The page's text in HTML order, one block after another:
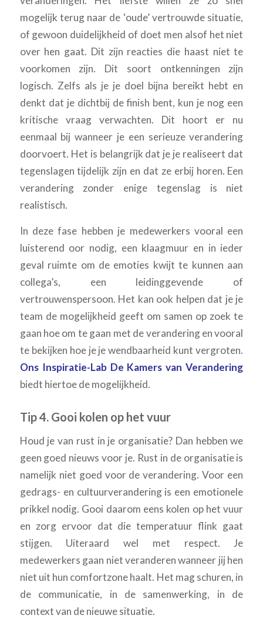
mogelijk terug naar de ‘oude’ vertrouwde situatie,
of gewoon duidelijkheid of doet men alsof het niet
over hen gaat. Dit zijn reacties die haast niet te
voorkomen zijn. Dit soort ontkenningen zijn
logisch. Zelfs als je je doel bijna bereikt hebt en
denkt dat je dichtbij de finish bent, kun je nog een
kritische vraag verwachten. Dit hoort er nu
eenmaal bij wanneer je een serieuze verandering
doorvoert. Het is belangrijk dat je je realiseert dat
tegenslagen tijdelijk zijn en dat ze erbij horen. Een
verandering zonder enige tegenslag is niet
realistisch.
In deze fase hebben je medewerkers vooral een
luisterend oor nodig, een klaagmuur en in ieder
geval ruimte om de emoties kwijt te kunnen aan
collega’s, een leidinggevende of
vertrouwenspersoon. Het kan ook helpen dat je je
team de mogelijkheid geeft om samen op zoek te
gaan hoe om te gaan met de verandering en vooral
te bekijken hoe je je wendbaarheid kunt vergroten.
Ons Inspiratie-Lab De Kamers van Verandering
biedt hiertoe de mogelijkheid.
Tip 4. Gooi kolen op het vuur
Houd je van rust in je organisatie? Dan hebben we
geen goed nieuws voor je. Rust in de organisatie is
namelijk niet goed voor de verandering. Voor een
gedrags- en cultuurverandering is een emotionele
prikkel nodig. Gooi daarom eens kolen op het vuur
en zorg ervoor dat die temperatuur flink gaat
stijgen. Uiteraard wel met respect. Je
medewerkers gaan niet veranderen wanneer jij hen
niet uit hun comfortzone haalt. Het mag schuren, in
de communicatie, in de samenwerking, in de
context van de nieuwe situatie.